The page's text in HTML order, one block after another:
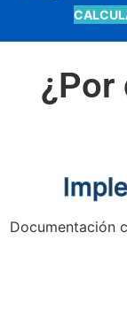
¿Por
Documentación